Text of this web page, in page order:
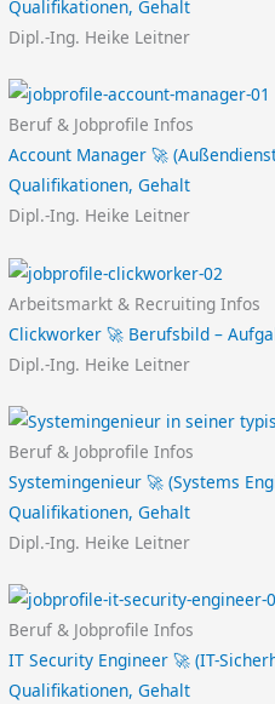
Qualifikationen, Gehalt
Dipl.-Ing. Heike Leitner
Beruf & Jobprofile Infos
Account Manager 🚀
Qualifikationen, Gehalt
Dipl.-Ing. Heike Leitner
Arbeitsmarkt & Recruiting Infos
Clickworker 🚀 Berufsbild –
Dipl.-Ing. Heike Leitner
Beruf & Jobprofile Infos
Systemingenieur 🚀 (Systems
Qualifikationen, Gehalt
Dipl.-Ing. Heike Leitner
Beruf & Jobprofile Infos
IT Security Engineer 🚀 (IT-
Qualifikationen, Gehalt